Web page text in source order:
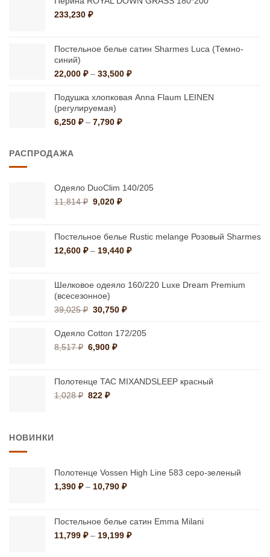
233,230 ₽
Постельное белье сатин Sharmes Luca (Темно-
синий)
22,000 ₽ – 33,500 ₽Диапазон
22,000 ₽
Подушка хлопковая Anna Flaum LEINEN
(регулируемая)
6,250 ₽ – 7,790 ₽Диапазон
РАСПРОДАЖА
Одеяло DuoClim 140/205
11,814₽ Первоначальная
11,814 ₽.
9,020₽Текущая
Постельное белье Rustic melange Розовый Sharmes
12,600 ₽ – 19,440 ₽Диапазон
–
Шелковое одеяло 160/220 Luxe Dream Premium
(всесезонное)
39,025₽ Первоначальная
составляла
39,025 ₽.
30,750₽Текущая
30,750 ₽.
Одеяло Cotton 172/205
8,517₽ Первоначальная
8,517 ₽.
6,900₽Текущая
Полотенце TAC MIXANDSLEEP красный
1,028₽ Первоначальная
822₽Текущая
НОВИНКИ
Полотенце Vossen High Line 583 серо-зеленый
1,390 ₽ – 10,790 ₽Диапазон
–
10,790 ₽
Постельное белье сатин Emma Milani
11,799 ₽ – 19,199 ₽Диапазон